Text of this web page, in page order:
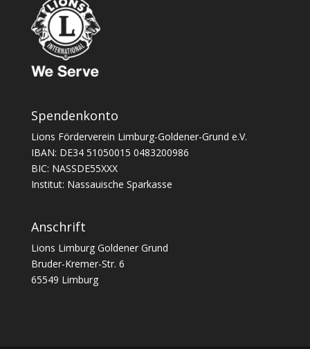
Spendenkonto
Lions Förderverein Limburg-Goldener-Grund e.V.
IBAN: DE34 51050015 0483200986
BIC: NASSDE55XXX
Institut: Nassauische Sparkasse
Anschrift
Lions Limburg Goldener Grund
Bruder-Kremer-Str. 6
65549 Limburg